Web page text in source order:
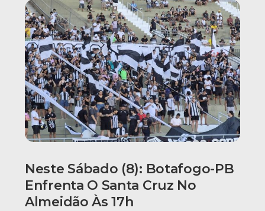
Neste Sábado (8): Botafogo-PB
Enfrenta O Santa Cruz No
Almeidão Às 17h